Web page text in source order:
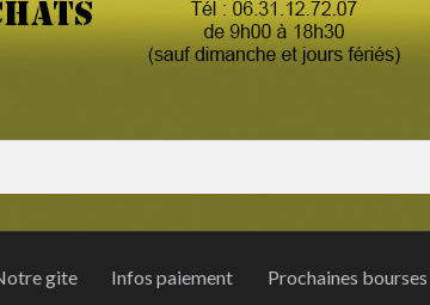
gite Infos paiement Prochaines bourses